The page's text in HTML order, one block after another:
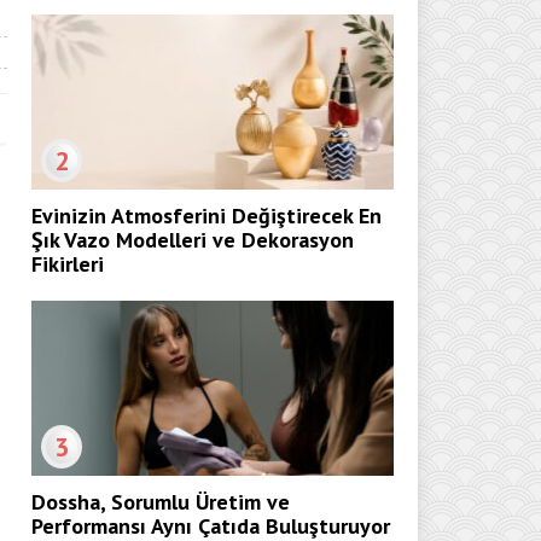
2
Evinizin Atmosferini Değiştirecek En
Şık Vazo Modelleri ve Dekorasyon
Fikirleri
3
Dossha, Sorumlu Üretim ve
Performansı Aynı Çatıda Buluşturuyor